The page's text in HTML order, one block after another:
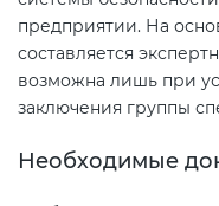
предприятии. На
составляется
возможна лишь при
заключения группы
Необходимые